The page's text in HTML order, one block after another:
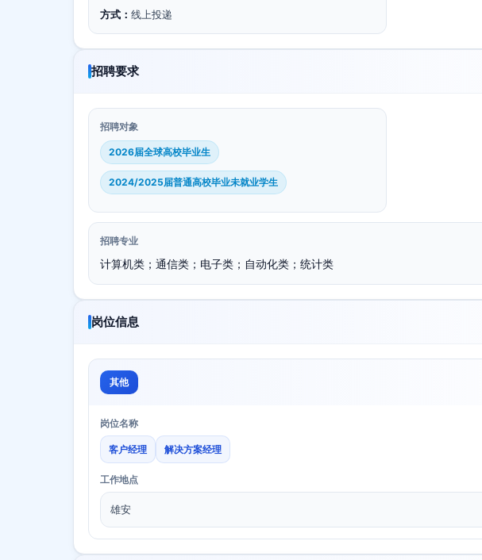
方式： 线上投递
招聘要求
招聘对象
2026届全球高校毕业生
2024/2025届普通高校毕业未就业学生
招聘专业
计算机类；通信类；电子类；自动化类；统计类
岗位信息
其他
岗位名称
客户经理 解决方案经理
工作地点
雄安